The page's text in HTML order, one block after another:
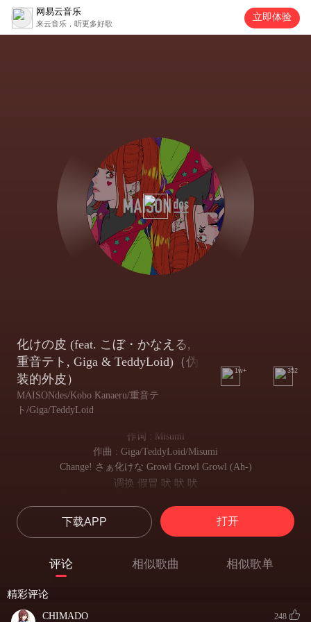
网易云音乐
来云音乐，听更多好歌
立即体验
化けの皮 (feat. こぼ・かなえる,
重音テト, Giga & TeddyLoid)（伪
装的外皮）
MAISONdes/Kobo Kanaeru/重音テ
ト/Giga/TeddyLoid
1w+ 352
作词 : Misumi
作曲 : Giga/TeddyLoid/Misumi
Change! さぁ化けな Growl Growl Growl (Ah-)
调换 假冒 吠 吠 吠
调换 假冒 吠 吠 吠
ざばぁん
暗中前进吧
下载APP 打开
评论 相似歌曲 相似歌单
精彩评论
CHIMADO 248